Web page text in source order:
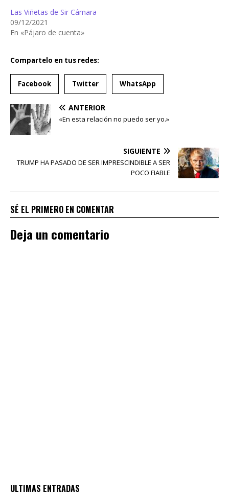
Las Viñetas de Sir Cámara
09/12/2021
En «Pájaro de cuenta»
Compartelo en tus redes:
Facebook Twitter WhatsApp
ANTERIOR
«En esta relación no puedo ser yo.»
SIGUIENTE
TRUMP HA PASADO DE SER IMPRESCINDIBLE A SER
POCO FIABLE
SÉ EL PRIMERO EN COMENTAR
Deja un comentario
ULTIMAS ENTRADAS